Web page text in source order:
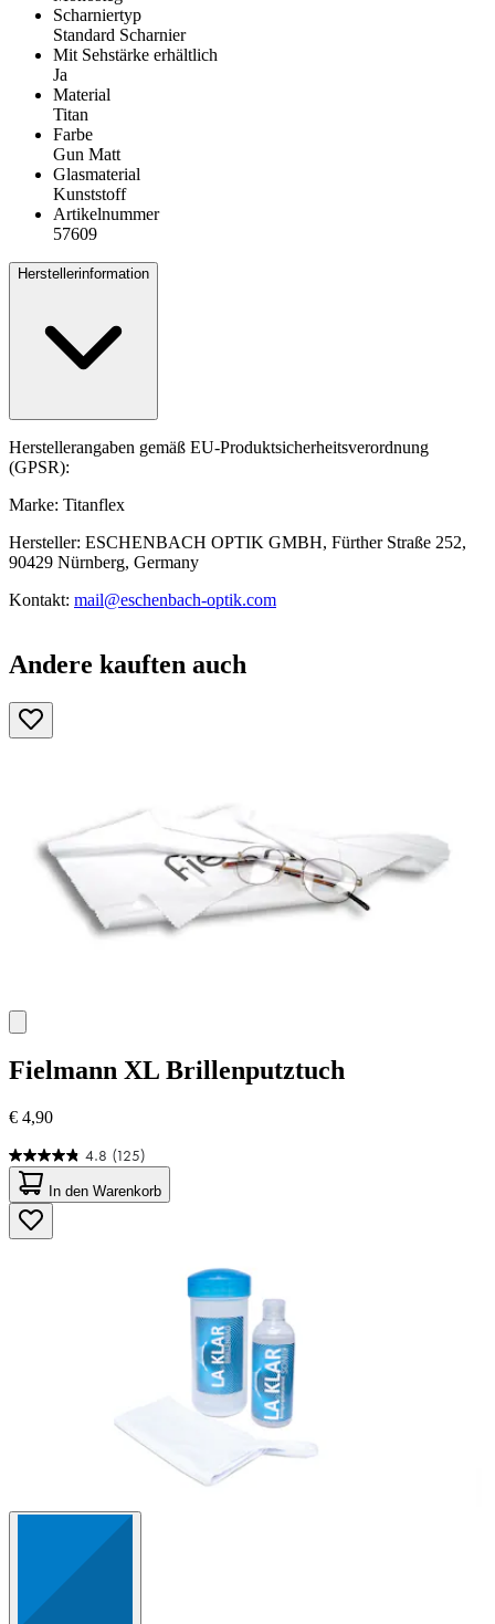
Scharniertyp
Standard Scharnier
Mit Sehstärke erhältlich
Ja
Material
Titan
Farbe
Gun Matt
Glasmaterial
Kunststoff
Artikelnummer
57609
Herstellerinformation
Herstellerangaben gemäß EU-Produktsicherheitsverordnung
(GPSR):
Marke: Titanflex
Hersteller: ESCHENBACH OPTIK GMBH, Fürther Straße 252,
90429 Nürnberg, Germany
Kontakt: mail@eschenbach-optik.com
Andere kauften auch
Fielmann XL Brillenputztuch
€ 4,90
4.8 (125)
4.8
von
5
Sternen.
125
In den Warenkorb